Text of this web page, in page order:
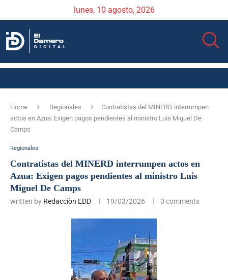
lunes, 10 agosto, 2026
Home Regionales
Contratistas del MINERD interrumpen
actos en Azua: Exigen pagos pendientes al ministro Luis Miguel De
Camps
Regionales
Contratistas del MINERD interrumpen actos en
Azua: Exigen pagos pendientes al ministro Luis
Miguel De Camps
written by Redacciòn EDD 19/03/2026 0 comments